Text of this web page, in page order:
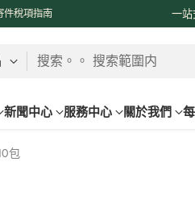
件稅項指南 一
搜索。。 搜索範圍内
新聞中心 服務中心 關於我們
包